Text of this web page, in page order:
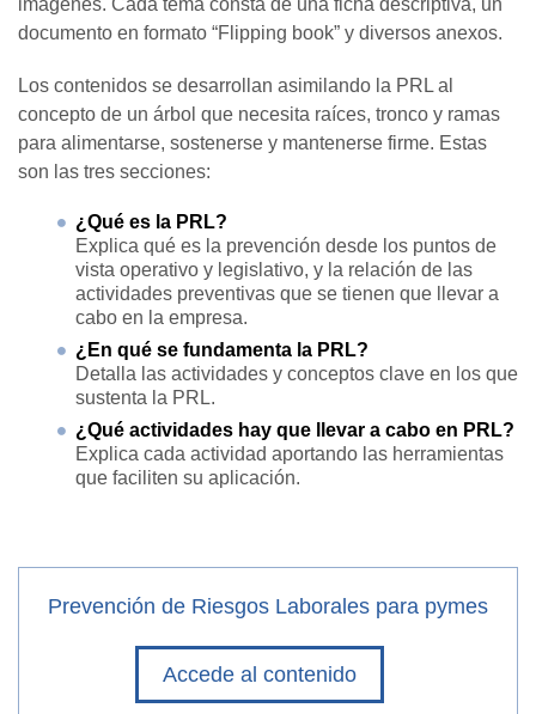
imágenes. Cada tema consta de una ficha descriptiva, un
documento en formato “Flipping book” y diversos anexos.
Los contenidos se desarrollan asimilando la PRL al
concepto de un árbol que necesita raíces, tronco y ramas
para alimentarse, sostenerse y mantenerse firme. Estas
son las tres secciones:
¿Qué es la PRL?
Explica qué es la prevención desde los puntos de
vista operativo y legislativo, y la relación de las
actividades preventivas que se tienen que llevar a
cabo en la empresa.
¿En qué se fundamenta la PRL?
Detalla las actividades y conceptos clave en los que
sustenta la PRL.
¿Qué actividades hay que llevar a cabo en PRL?
Explica cada actividad aportando las herramientas
que faciliten su aplicación.
Prevención de Riesgos Laborales para pymes
Accede al contenido